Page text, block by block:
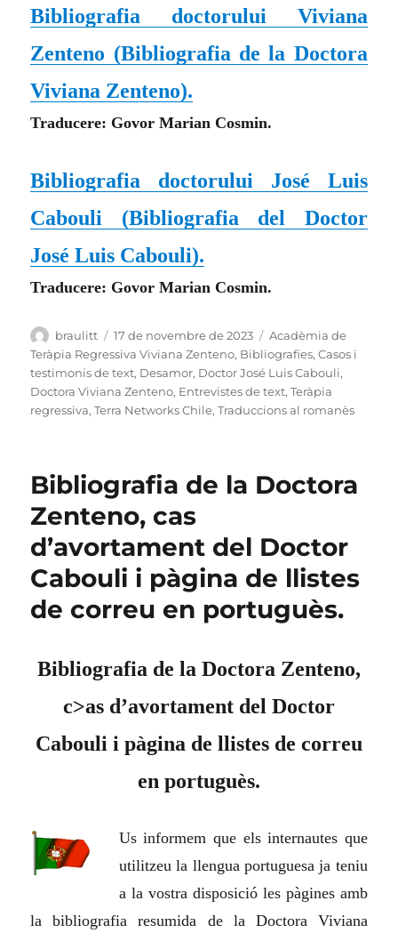
Bibliografia doctorului Viviana
Zenteno (Bibliografia de la Doctora
Viviana Zenteno).
Traducere: Govor Marian Cosmin.
Bibliografia doctorului José Luis
Cabouli (Bibliografia del Doctor
José Luis Cabouli).
Traducere: Govor Marian Cosmin.
Autor
braulitt
Publicat
el
17 de novembre de 2023 Categories
Acadèmia de
Teràpia Regressiva Viviana Zenteno, Bibliografies,Casos i
testimonis de text, Desamor, Doctor José Luis Cabouli,
Doctora Viviana Zenteno, Entrevistes de text,Teràpia
regressiva,Terra Networks Chile,Traduccions al romanès
Bibliografia de la Doctora
Zenteno, cas
d’avortament del Doctor
Cabouli i pàgina de llistes
de correu en portuguès.
Bibliografia de la Doctora Zenteno,
c>as d’avortament del Doctor
Cabouli i pàgina de llistes de correu
en portuguès.
Us informem que els internautes que
utilitzeu la llengua portuguesa ja teniu
a la vostra disposició les pàgines amb
la bibliografia resumida de la Doctora Viviana